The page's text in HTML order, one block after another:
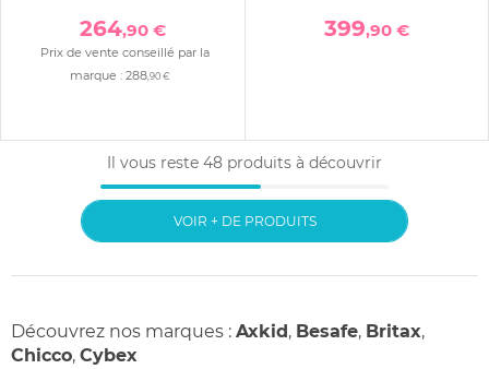
264,90 €
Prix de vente conseillé par la
marque :288,90 €
399,90 €
Il vous reste 48 produits à découvrir
VOIR + DE PRODUITS
Découvrez nos marques : Axkid , Besafe, Britax,
Chicco, Cybex